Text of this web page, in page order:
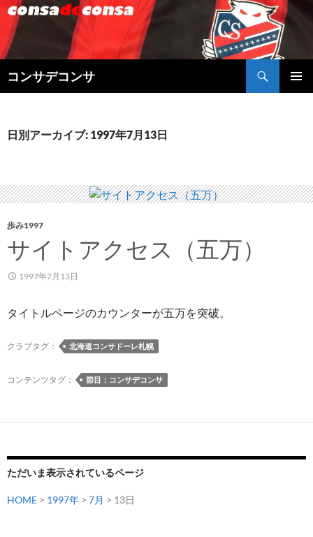
コンサデコンサ
索
ン
キ
ッ
プ
日別アーカイブ: 1997年7月13日
歩み1997
サイトアクセス（五万）
1997年7月13日
タイトルページのカウンターが五万を突破。
クラブタグ： 北海道コンサドーレ札幌
コンテンツタグ： 節目：コンサデコンサ
ただいま表示されているページ
HOME > 1997年 > 7月 > 13日